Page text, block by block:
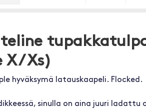
X / Xs)
hyväksymä latauskaapeli. Flocked.
sinulla on aina juuri ladattu